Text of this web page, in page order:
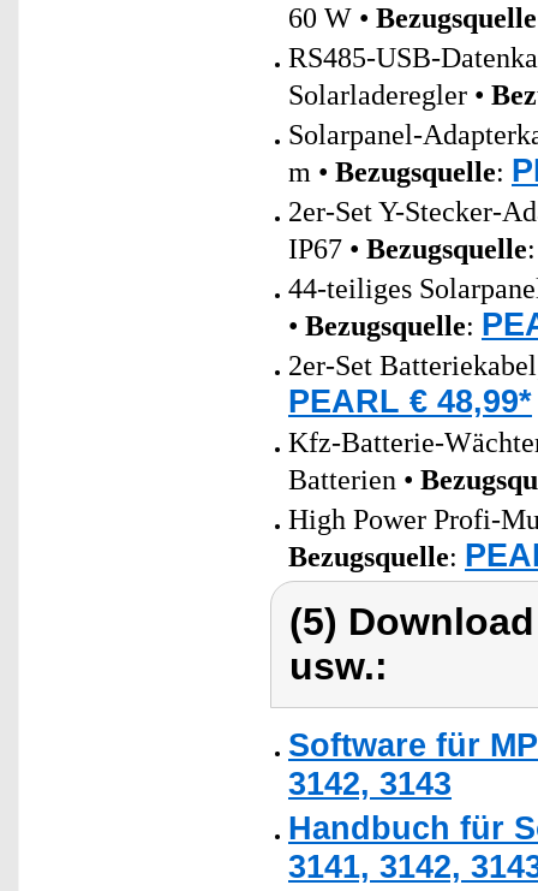
60 W • Bezugsquelle
RS485-USB-
Solarladeregler •
Solarpanel-
m • Bezugsquelle:
2er-Set Y-Stecker-
IP67 • Bezugsquelle
44-teiliges
• Bezugsquelle:
2er-Set
PEARL € 48,99*
Kfz-Batterie-
Batterien •
High Power Profi-
Bezugsquelle:
(5)
usw.:
Software für
3142, 3143
Handbuch für
3141, 3142,